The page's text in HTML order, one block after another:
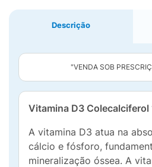
Descrição
"VENDA SOB
Vitamina D3
A vitamina D3 atua na
cálcio e fósforo,
mineralização óssea. A